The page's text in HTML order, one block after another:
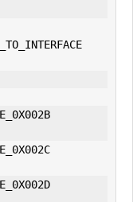
_TO_INTERFACE